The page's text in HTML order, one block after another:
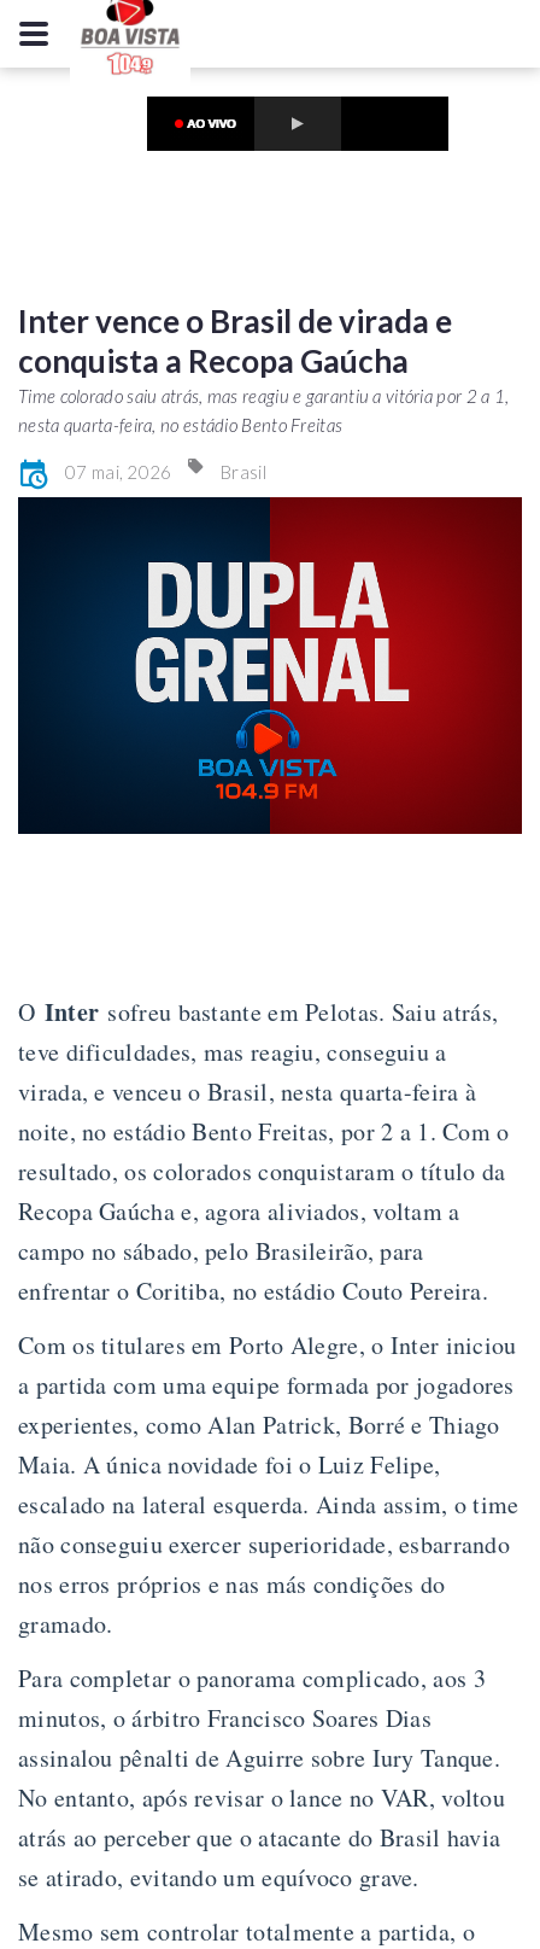
Inter vence o Brasil de virada e
conquista a Recopa Gaúcha
Time colorado saiu atrás, mas reagiu e garantiu a vitória por 2 a 1,
nesta quarta-feira, no estádio Bento Freitas
07 mai, 2026 Brasil
O Inter sofreu bastante em Pelotas. Saiu atrás,
teve dificuldades, mas reagiu, conseguiu a
virada, e venceu o Brasil, nesta quarta-feira à
noite, no estádio Bento Freitas, por 2 a 1. Com o
resultado, os colorados conquistaram o título da
Recopa Gaúcha e, agora aliviados, voltam a
campo no sábado, pelo Brasileirão, para
enfrentar o Coritiba, no estádio Couto Pereira.
Com os titulares em Porto Alegre, o Inter iniciou
a partida com uma equipe formada por jogadores
experientes, como Alan Patrick, Borré e Thiago
Maia. A única novidade foi o Luiz Felipe,
escalado na lateral esquerda. Ainda assim, o time
não conseguiu exercer superioridade, esbarrando
nos erros próprios e nas más condições do
gramado.
Para completar o panorama complicado, aos 3
minutos, o árbitro Francisco Soares Dias
assinalou pênalti de Aguirre sobre Iury Tanque.
No entanto, após revisar o lance no VAR, voltou
atrás ao perceber que o atacante do Brasil havia
se atirado, evitando um equívoco grave.
Mesmo sem controlar totalmente a partida, o